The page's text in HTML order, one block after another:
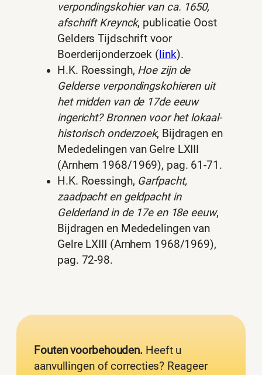
verpondingskohier van ca. 1650,
afschrift Kreynck, publicatie Oost
Gelders Tijdschrift voor
Boerderijonderzoek (link).
H.K. Roessingh, Hoe zijn de
Gelderse verpondingskohieren uit
het midden van de 17de eeuw
ingericht? Bronnen voor het lokaal-
historisch onderzoek, Bijdragen en
Mededelingen van Gelre LXIII
(Arnhem 1968/1969), pag. 61-71.
H.K. Roessingh, Garfpacht,
zaadpacht en geldpacht in
Gelderland in de 17e en 18e eeuw,
Bijdragen en Mededelingen van
Gelre LXIII (Arnhem 1968/1969),
pag. 72-98.
Fouten voorbehouden. Heeft u
aanvullingen of correcties? Reageer